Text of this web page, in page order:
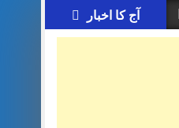
آج کا اخبار